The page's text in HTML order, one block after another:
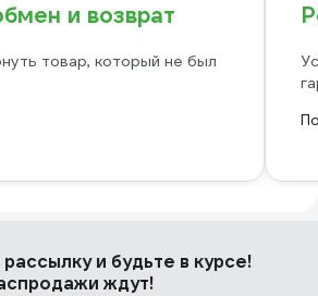
и возврат
товар, который не был
рассылкуи будьте в курсе!
ждут!